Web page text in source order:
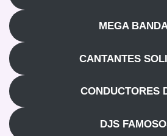
MEGA
CANTANTES
CONDUCTORES
DJS